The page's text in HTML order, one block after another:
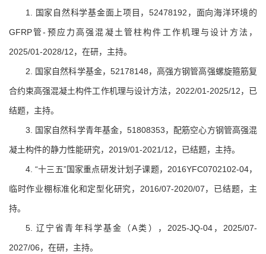
1. 国家自然科学基金面上项目，52478192，面向海洋环境的
GFRP管-预应力高强混凝土管柱构件工作机理与设计方法，
2025/01-2028/12，在研，主持。
2. 国家自然科学基金，52178148，高强方钢管高强螺旋箍筋复
合约束高强混凝土构件工作机理与设计方法，2022/01-2025/12，已
结题，主持。
3. 国家自然科学青年基金，51808353，配筋空心方钢管高强混
凝土构件的静力性能研究，2019/01-2021/12，已结题，主持。
4. “十三五”国家重点研发计划子课题，2016YFC0702102-04，
临时作业棚标准化和定型化研究，2016/07-2020/07，已结题，主
持。
5. 辽宁省青年科学基金（A类），2025-JQ-04，2025/07-
2027/06，在研，主持。